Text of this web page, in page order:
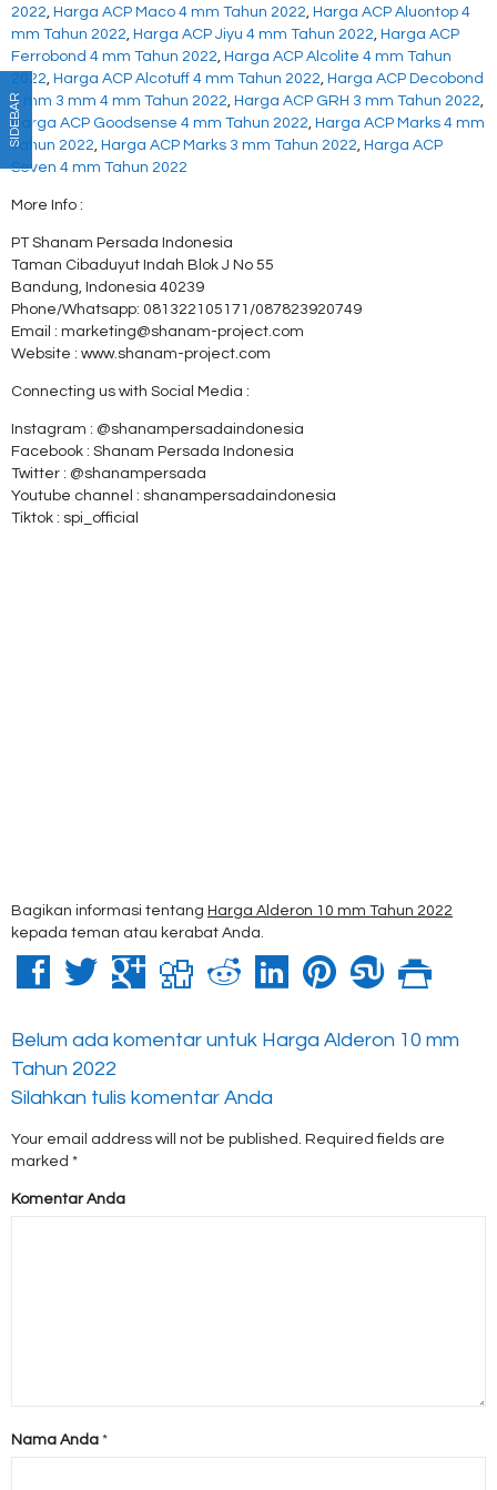
2022, Harga ACP Maco 4 mm Tahun 2022, Harga ACP Aluontop 4
mm Tahun 2022, Harga ACP Jiyu 4 mm Tahun 2022, Harga ACP
Ferrobond 4 mm Tahun 2022, Harga ACP Alcolite 4 mm Tahun
2022, Harga ACP Alcotuff 4 mm Tahun 2022, Harga ACP Decobond
2 mm 3 mm 4 mm Tahun 2022, Harga ACP GRH 3 mm Tahun 2022,
Harga ACP Goodsense 4 mm Tahun 2022, Harga ACP Marks 4 mm
Tahun 2022, Harga ACP Marks 3 mm Tahun 2022, Harga ACP
Seven 4 mm Tahun 2022
More Info :
PT Shanam Persada Indonesia
Taman Cibaduyut Indah Blok J No 55
Bandung, Indonesia 40239
Phone/Whatsapp: 081322105171/087823920749
Email : marketing@shanam-project.com
Website : www.shanam-project.com
Connecting us with Social Media :
Instagram : @shanampersadaindonesia
Facebook : Shanam Persada Indonesia
Twitter : @shanampersada
Youtube channel : shanampersadaindonesia
Tiktok : spi_official
Bagikan informasi tentang Harga Alderon 10 mm Tahun 2022
kepada teman atau kerabat Anda.
Belum ada komentar untuk Harga Alderon 10 mm
Tahun 2022
Silahkan tulis komentar Anda
Your email address will not be published. Required fields are
marked *
Komentar Anda
Nama Anda *
SIDEBAR